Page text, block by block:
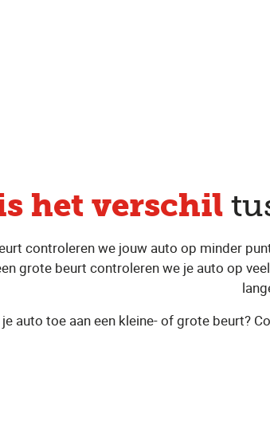
het verschil
controleren we jouw auto op minder
grote beurt controleren we je auto op
auto toe aan een kleine- of grote beurt?